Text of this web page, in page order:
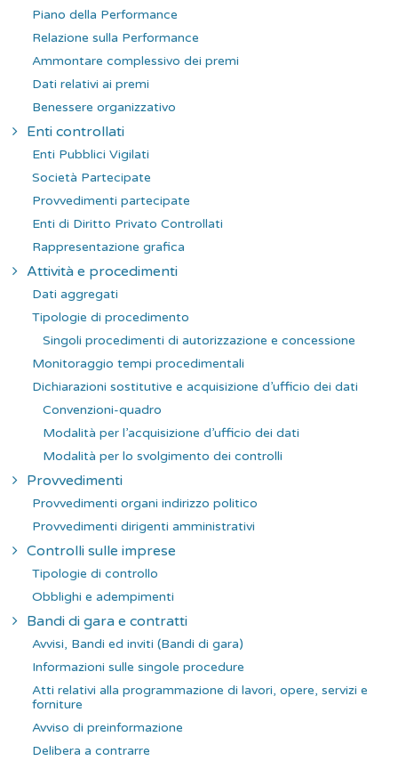
Piano della Performance
Relazione sulla Performance
Ammontare complessivo dei premi
Dati relativi ai premi
Benessere organizzativo
Enti controllati
Enti Pubblici Vigilati
Società Partecipate
Provvedimenti partecipate
Enti di Diritto Privato Controllati
Rappresentazione grafica
Attività e procedimenti
Dati aggregati
Tipologie di procedimento
Singoli procedimenti di autorizzazione e concessione
Monitoraggio tempi procedimentali
Dichiarazioni sostitutive e acquisizione d’ufficio dei dati
Convenzioni-quadro
Modalità per l’acquisizione d’ufficio dei dati
Modalità per lo svolgimento dei controlli
Provvedimenti
Provvedimenti organi indirizzo politico
Provvedimenti dirigenti amministrativi
Controlli sulle imprese
Tipologie di controllo
Obblighi e adempimenti
Bandi di gara e contratti
Avvisi, Bandi ed inviti (Bandi di gara)
Informazioni sulle singole procedure
Atti relativi alla programmazione di lavori, opere, servizi e
forniture
Avviso di preinformazione
Delibera a contrarre